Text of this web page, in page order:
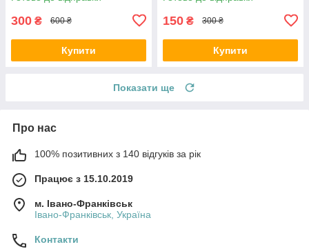
300 ₴ 600 ₴
Купити
150 ₴ 300 ₴
Купити
Показати ще
Про нас
100% позитивних з 140 відгуків за рік
Працює з 15.10.2019
м. Івано-Франківськ
Івано-Франківськ, Україна
Контакти